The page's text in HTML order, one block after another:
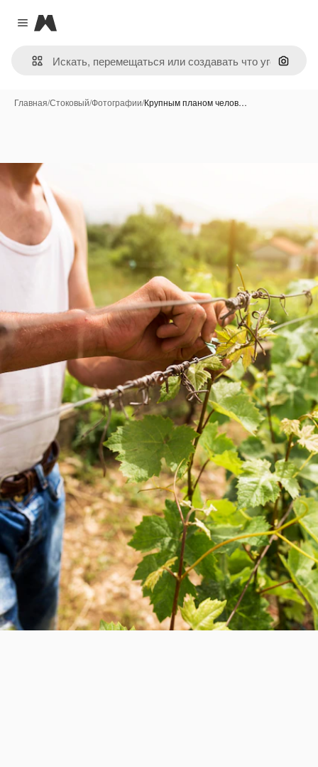
Close menu
Magnific
Поиск
Главная/Стоковый/Фотографии/Крупным планом челов…